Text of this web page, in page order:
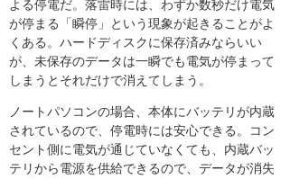
よる停電だ。落雷時には、わずか数秒だけ電気
が停まる「瞬停」という現象が起きることがよ
くある。ハードディスクに保存済みならいい
が、未保存のデータは一瞬でも電気が停まって
しまうとそれだけで消えてしまう。
ノートパソコンの場合、本体にバッテリが内蔵
されているので、停電時には安心できる。コン
セント側に電気が通じていなくても、内蔵バッ
テリから電源を供給できるので、データが消失